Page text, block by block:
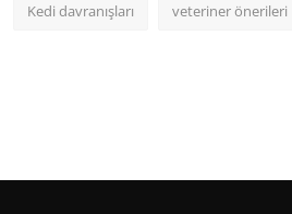
Kedi davranışları veteriner önerileri